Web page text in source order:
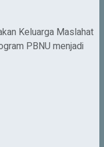
Keluarga Maslahat
PBNU menjadi